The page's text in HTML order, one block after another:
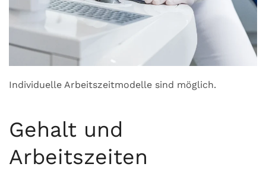
Individuelle Arbeitszeitmodelle sind möglich.
Gehalt und
Arbeitszeiten